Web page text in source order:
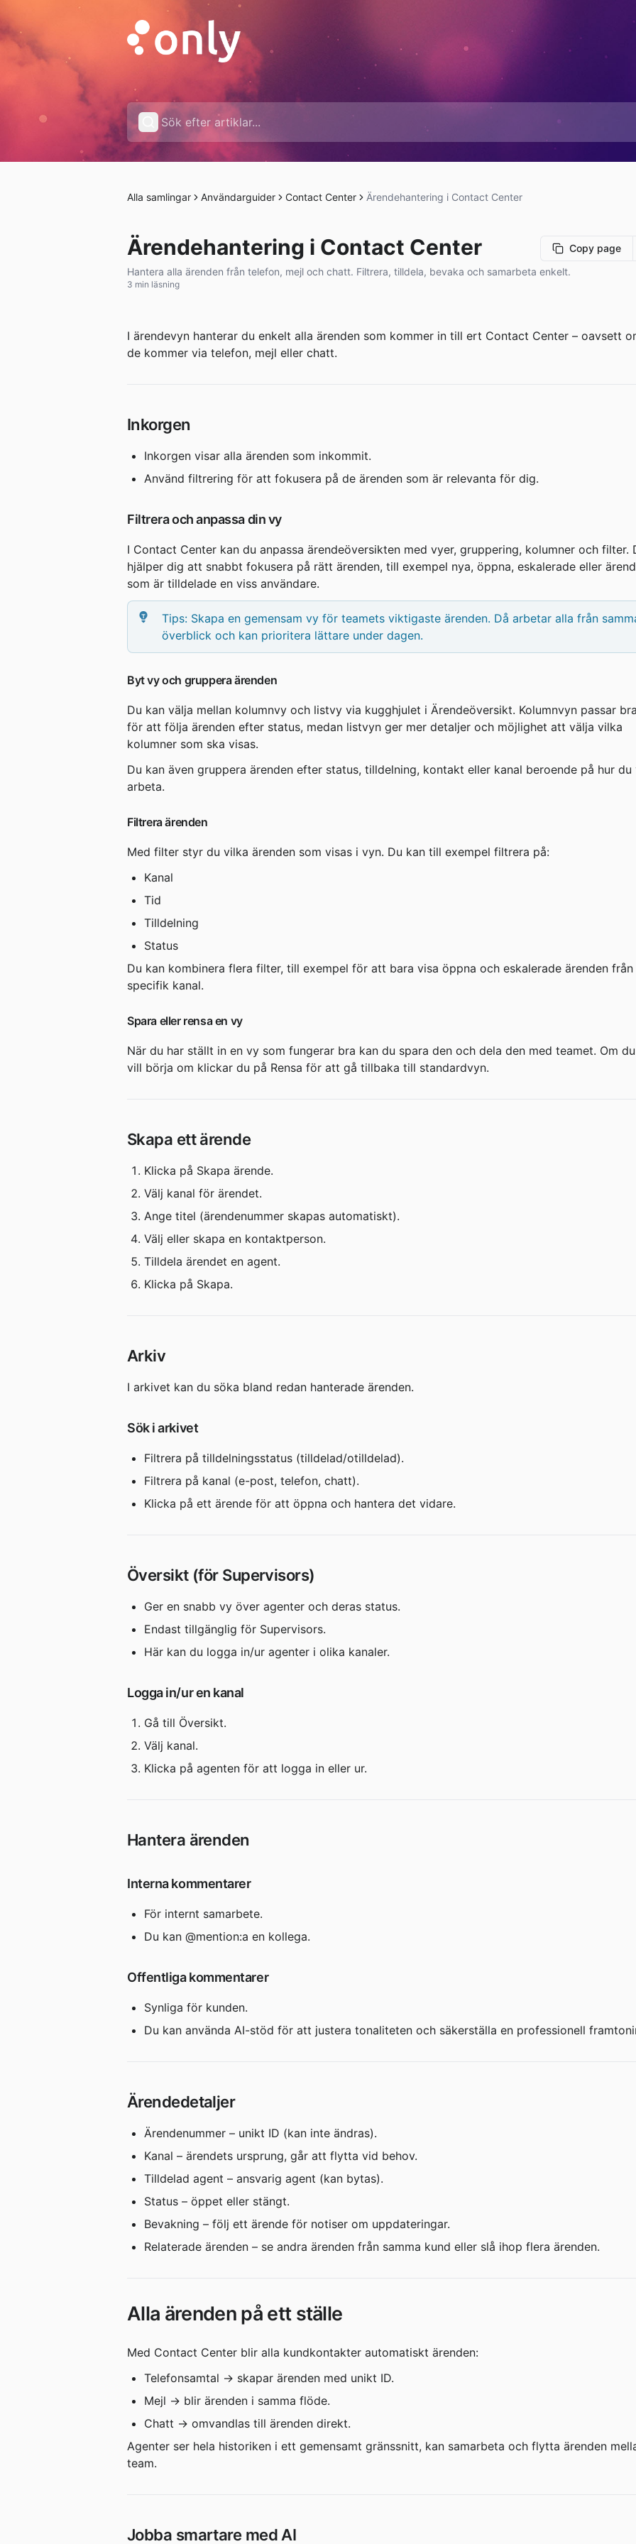
Alla samlingar Användarguider Contact Center Ärendehantering i Contact Center
Ärendehantering i Contact Center
Copy page
Hantera alla ärenden från telefon, mejl och chatt. Filtrera, tilldela, bevaka och samarbeta enkelt.
3 min läsning
I ärendevyn hanterar du enkelt alla ärenden som kommer in till ert Contact Center – oavsett
de kommer via telefon, mejl eller chatt.
Inkorgen
Inkorgen visar alla ärenden som inkommit.
Använd filtrering för att fokusera på de ärenden som är relevanta för dig.
Filtrera och anpassa din vy
I Contact Center kan du anpassa ärendeöversikten med vyer, gruppering, kolumner och filter.
hjälper dig att snabbt fokusera på rätt ärenden, till exempel nya, öppna, eskalerade eller
som är tilldelade en viss användare.
Tips: Skapa en gemensam vy för teamets viktigaste ärenden. Då arbetar alla från
överblick och kan prioritera lättare under dagen.
Byt vy och gruppera ärenden
Du kan välja mellan kolumnvy och listvy via kugghjulet i Ärendeöversikt. Kolumnvyn passar
för att följa ärenden efter status, medan listvyn ger mer detaljer och möjlighet att välja vilka
kolumner som ska visas.
Du kan även gruppera ärenden efter status, tilldelning, kontakt eller kanal beroende på hur
arbeta.
Filtrera ärenden
Med filter styr du vilka ärenden som visas i vyn. Du kan till exempel filtrera på:
Kanal
Tid
Tilldelning
Status
Du kan kombinera flera filter, till exempel för att bara visa öppna och eskalerade ärenden
specifik kanal.
Spara eller rensa en vy
När du har ställt in en vy som fungerar bra kan du spara den och dela den med teamet. Om
vill börja om klickar du på Rensa för att gå tillbaka till standardvyn.
Skapa ett ärende
Klicka på Skapa ärende.
Välj kanal för ärendet.
Ange titel (ärendenummer skapas automatiskt).
Välj eller skapa en kontaktperson.
Tilldela ärendet en agent.
Klicka på Skapa.
Arkiv
I arkivet kan du söka bland redan hanterade ärenden.
Sök i arkivet
Filtrera på tilldelningsstatus (tilldelad/otilldelad).
Filtrera på kanal (e-post, telefon, chatt).
Klicka på ett ärende för att öppna och hantera det vidare.
Översikt (för Supervisors)
Ger en snabb vy över agenter och deras status.
Endast tillgänglig för Supervisors.
Här kan du logga in/ur agenter i olika kanaler.
Logga in/ur en kanal
Gå till Översikt.
Välj kanal.
Klicka på agenten för att logga in eller ur.
Hantera ärenden
Interna kommentarer
För internt samarbete.
Du kan @mention:a en kollega.
Offentliga kommentarer
Synliga för kunden.
Du kan använda AI-stöd för att justera tonaliteten och säkerställa en professionell
Ärendedetaljer
Ärendenummer – unikt ID (kan inte ändras).
Kanal – ärendets ursprung, går att flytta vid behov.
Tilldelad agent – ansvarig agent (kan bytas).
Status – öppet eller stängt.
Bevakning – följ ett ärende för notiser om uppdateringar.
Relaterade ärenden – se andra ärenden från samma kund eller slå ihop flera ärenden.
Alla ärenden på ett ställe
Med Contact Center blir alla kundkontakter automatiskt ärenden:
Telefonsamtal → skapar ärenden med unikt ID.
Mejl → blir ärenden i samma flöde.
Chatt → omvandlas till ärenden direkt.
Agenter ser hela historiken i ett gemensamt gränssnitt, kan samarbeta och flytta ärenden
team.
Jobba smartare med AI